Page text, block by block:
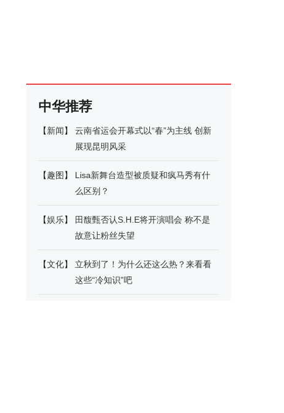
中华推荐
【新闻】
云南省运会开幕式以“春”为主线 创新
展现昆明风采
【趣图 】
Lisa新舞台造型被质疑和疯马秀有什
么区别？
【娱乐】
田馥甄否认S.H.E将开演唱会 称不是
故意让粉丝失望
【文化】
立秋到了！为什么还这么热？来看看
这些“冷知识”吧